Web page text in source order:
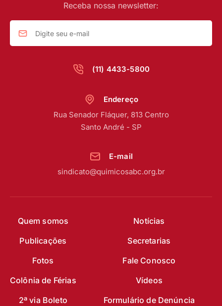
(11) 4433-5800
Receba nossa newsletter:
Quem somos
Notícias
Publicações
Secretarias
Fotos
Fale Conosco
Colônia de Férias
Vídeos
2ª via Boleto
Formulário de Denúncia
Endereço
Rua Senador Fláquer, 813 Centro
Santo André - SP
E-mail
sindicato@quimicosabc.org.br